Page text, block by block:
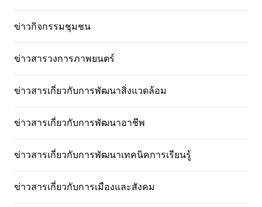
ข่าวกิจกรรมชุมชน
ข่าวสารวงการภาพยนตร์
ข่าวสารเกี่ยวกับการพัฒนาสิ่งแวดล้อม
ข่าวสารเกี่ยวกับการพัฒนาอาชีพ
ข่าวสารเกี่ยวกับการพัฒนาเทคนิคการเรียนรู้
ข่าวสารเกี่ยวกับการเมืองและสังคม